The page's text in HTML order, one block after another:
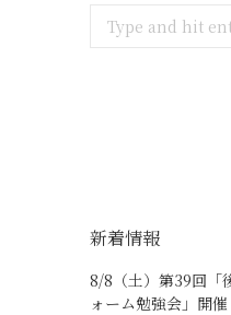
新着情報
8/8（土）第39回「
ォーム勉強会」開催